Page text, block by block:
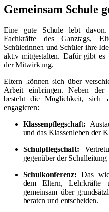
Gemeinsam Schule
Eine gute Schule lebt davon,
Fachkräfte des Ganztags,
Schülerinnen und Schüler ihre
aktiv mitgestalten. Dafür gibt es
der Mitwirkung.
Eltern können sich über
Arbeit einbringen. Neben der
besteht die Möglichkeit, sich
engagieren:
Klassenpflegschaft:
und das Klassenleben der
Schulpflegschaft:
gegenüber der
Schulkonferenz: Das
dem Eltern, Lehrkräfte
gemeinsam über
beraten und entscheiden.